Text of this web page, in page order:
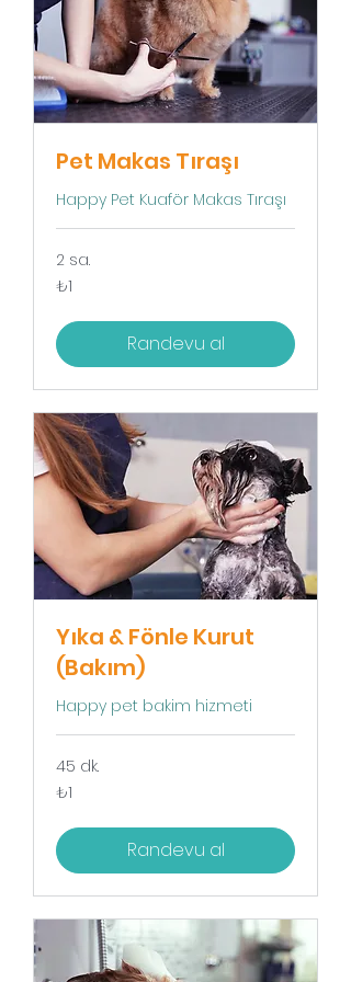
Pet Makas Tıraşı
Happy Pet Kuaför Makas Tıraşı
2 sa.
₺1
Türk
₺1
Randevu al
Yıka & Fönle Kurut
(Bakım)
Happy pet bakim hizmeti
45 dk.
₺1
Türk
₺1
Randevu al